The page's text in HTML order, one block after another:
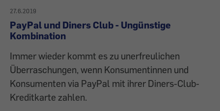
27.6.2019
PayPal und Diners Club - Ungünstige
Kombination
Immer wieder kommt es zu unerfreulichen
Überraschungen, wenn Konsumentinnen und
Konsumenten via PayPal mit ihrer Diners-Club-
Kreditkarte zahlen.